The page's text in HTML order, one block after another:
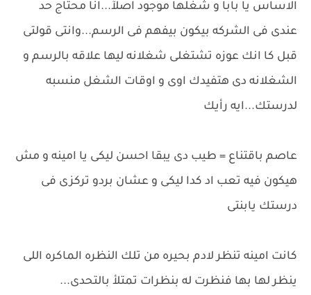
الاساس يا بابا و شغلها موجود اصلآ...انا محتاج حد
عندى فى الشركه بيكون بيفهم فى الرسم...وانتى قولتى
قبل كا انك عوزه تشتغلى شغلانه ليها علاقه بالرسم و
الشغلانه دى هتفيدك اوى و اوقات الشغل منسبه
لدرستك...ايه رأيك
عاصم باقتناع = طيب دى يبقا احسن ليكى يا امينه و مش
هيكون فيه تعب اد كدا ليكى و عشان بردو تركزى فى
درستك يابنتى
كانت امينه تنظر لادم بحيره من تلك النظره الماكره اللى
ينظر لها بها فنظرت له بنظرات تمتلأ بالتحدى...